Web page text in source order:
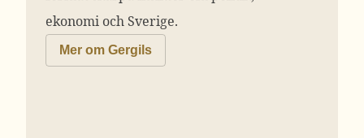
ekonomi och Sverige.
Mer om Gergils